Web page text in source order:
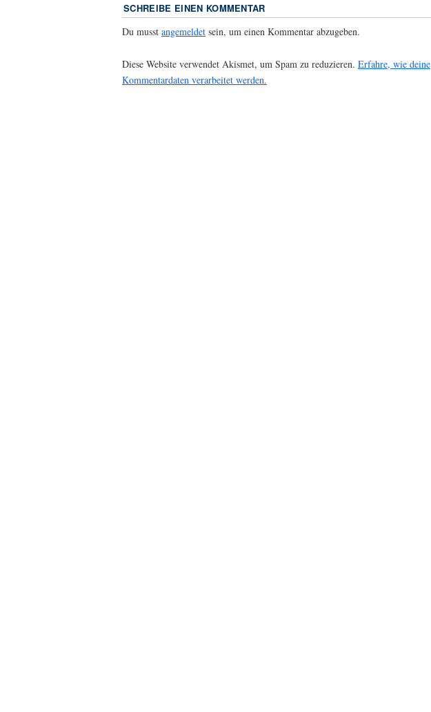
SCHREIBE EINEN KOMMENTAR
Du musst angemeldet sein, um einen Kommentar abzugeben.
Diese Website verwendet Akismet, um Spam zu reduzieren. Erfahre, wie deine
Kommentardaten verarbeitet werden.